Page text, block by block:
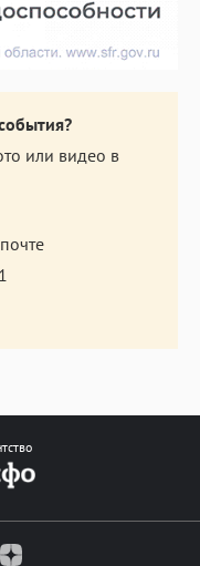
или видео в